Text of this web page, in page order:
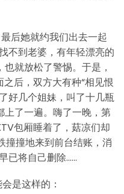
后她就约我们出去一起
不到老婆，有年轻漂亮的
就放松了警惕。于是，
后，双方大有种“相见恨
好几个姐妹，叫了十几瓶
了一遍。嗨了一晚，第
包厢睡着了，菇凉们却
撞撞地来到前台结账，消
已将自己删除……
是这样的：